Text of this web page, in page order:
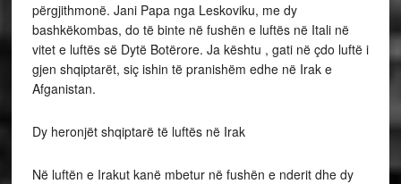
përgjithmonë. Jani Papa nga Leskoviku, me dy
bashkëkombas, do të binte në fushën e luftës në Itali në
vitet e luftës së Dytë Botërore. Ja kështu , gati në çdo luftë i
gjen shqiptarët, siç ishin të pranishëm edhe në Irak e
Afganistan.
Dy heronjët shqiptarë të luftës në Irak
Në luftën e Irakut kanë mbetur në fushën e nderit dhe dy